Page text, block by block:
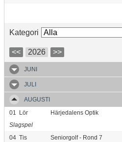
Kategori
<< 2026 >>
JUNI
JULI
AUGUSTI
01
Lör
Härjedalens Optik
Slagspel
04 Tis
Seniorgolf - Rond 7